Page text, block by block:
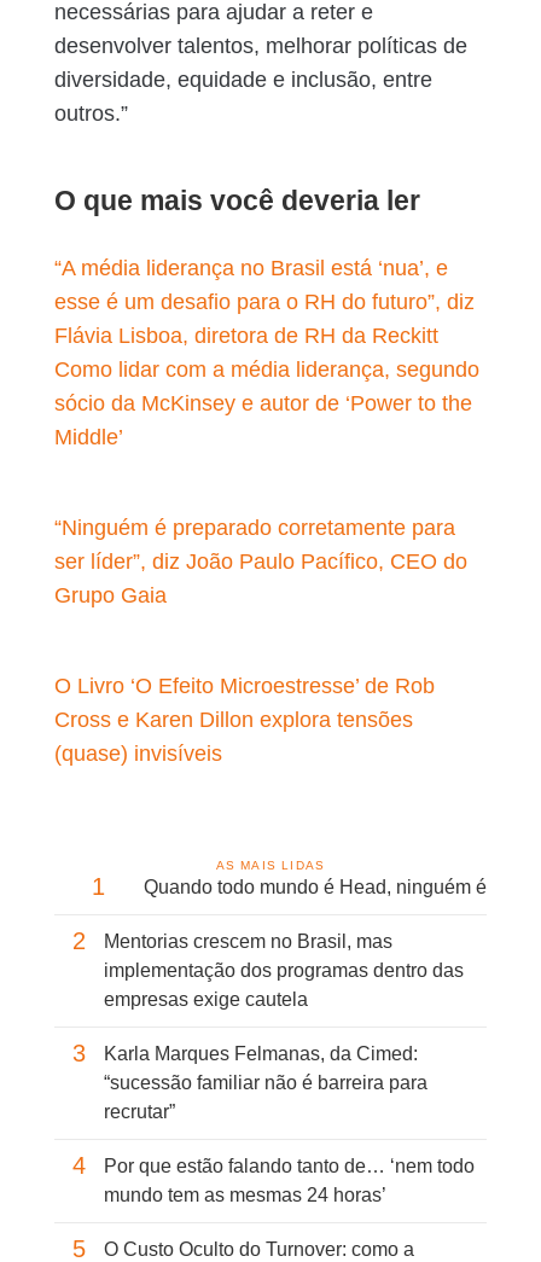
necessárias para ajudar a reter e
desenvolver talentos, melhorar políticas de
diversidade, equidade e inclusão, entre
outros.”
O que mais você deveria ler
“A média liderança no Brasil está ‘nua’, e
esse é um desafio para o RH do futuro”, diz
Flávia Lisboa, diretora de RH da Reckitt
Como lidar com a média liderança, segundo
sócio da McKinsey e autor de ‘Power to the
Middle’
“Ninguém é preparado corretamente para
ser líder”, diz João Paulo Pacífico, CEO do
Grupo Gaia
O Livro ‘O Efeito Microestresse’ de Rob
Cross e Karen Dillon explora tensões
(quase) invisíveis
AS MAIS LIDAS
1 Quando todo mundo é Head, ninguém é
2
Mentorias crescem no Brasil, mas
implementação dos programas dentro das
empresas exige cautela
3
Karla Marques Felmanas, da Cimed:
“sucessão familiar não é barreira para
recrutar”
4
Por que estão falando tanto de… ‘nem todo
mundo tem as mesmas 24 horas’
5
O Custo Oculto do Turnover: como a